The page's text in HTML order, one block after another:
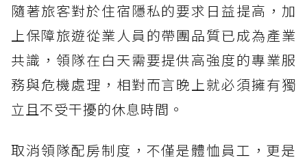
隨著旅客對於住宿隱私的要求日益提高，加
上保障旅遊從業人員的帶團品質已成為產業
共識，領隊在白天需要提供高強度的專業服
務與危機處理，相對而言晚上就必須擁有獨
立且不受干擾的休息時間。
取消領隊配房制度，不僅是體恤員工，更是